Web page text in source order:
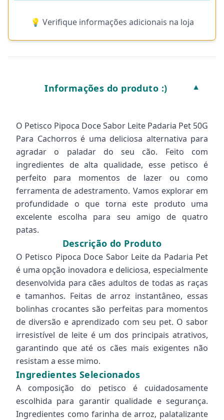
💡 Verifique informações adicionais na loja
Informações do produto :) ▼
O Petisco Pipoca Doce Sabor Leite Padaria Pet 50G
Para Cachorros é uma deliciosa alternativa para
agradar o paladar do seu cão. Feito com
ingredientes de alta qualidade, esse petisco é
perfeito para momentos de lazer ou como
ferramenta de adestramento. Vamos explorar em
profundidade o que torna este produto uma
excelente escolha para seu amigo de quatro
patas.
Descrição do Produto
O Petisco Pipoca Doce Sabor Leite da Padaria Pet
é uma opção inovadora e deliciosa, especialmente
desenvolvida para cães adultos de todas as raças
e tamanhos. Feitas de arroz instantâneo, essas
bolinhas crocantes são perfeitas para momentos
de diversão e aprendizado com seu pet. O sabor
irresistível de leite é um dos principais atrativos,
garantindo que até os cães mais exigentes não
resistam a esse mimo.
Ingredientes Selecionados
A composição do petisco é cuidadosamente
escolhida para garantir qualidade e segurança.
Ingredientes como farinha de arroz, palatalizante